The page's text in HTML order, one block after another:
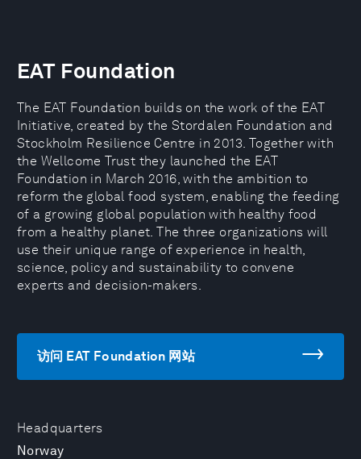
Headquarters
Norway
EAT Foundation
The EAT Foundation builds on the work of the EAT
Initiative, created by the Stordalen Foundation and
Stockholm Resilience Centre in 2013. Together with
the Wellcome Trust they launched the EAT
Foundation in March 2016, with the ambition to
reform the global food system, enabling the feeding
of a growing global population with healthy food
from a healthy planet. The three organizations will
use their unique range of experience in health,
science, policy and sustainability to convene
experts and decision-makers.
访问 EAT Foundation 网站